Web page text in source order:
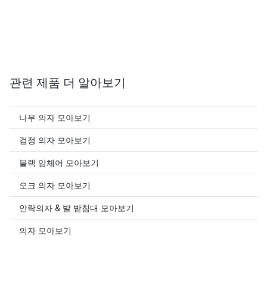
관련 제품 더 알아보기
나무 의자 모아보기
검정 의자 모아보기
블랙 암체어 모아보기
오크 의자 모아보기
안락의자 & 발 받침대 모아보기
의자 모아보기